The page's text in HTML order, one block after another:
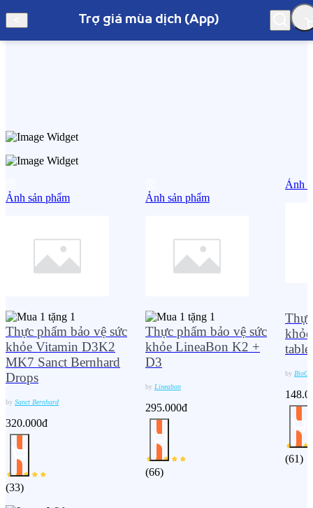
Trợ giá mùa dịch (App)
Hà Nội
Trợ giá mùa dịch (App)
Ảnh sản phẩm
Thực phẩm bảo vệ sức
khỏe Vitamin D3K2
MK7 Sanct Bernhard
Drops
by Sanct Bernhard
320.000đ
(33)
Ảnh sản phẩm
Thực phẩm bảo vệ sức
khỏe LineaBon K2 +
D3
by Lineabon
295.000đ
(66)
Ảnh
by
(61)